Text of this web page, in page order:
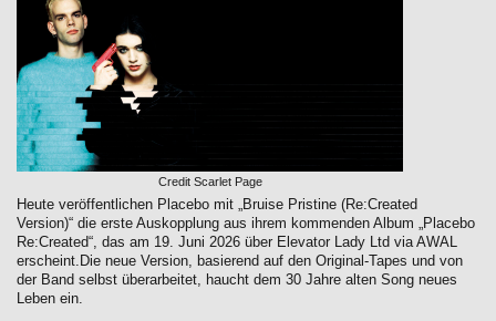
Credit Scarlet Page
Heute veröffentlichen Placebo mit „Bruise Pristine (Re:Created
Version)“ die erste Auskopplung aus ihrem kommenden Album „Placebo
Re:Created“, das am 19. Juni 2026 über Elevator Lady Ltd via AWAL
erscheint.Die neue Version, basierend auf den Original-Tapes und von
der Band selbst überarbeitet, haucht dem 30 Jahre alten Song neues
Leben ein.